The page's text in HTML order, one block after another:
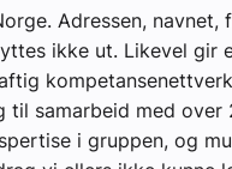
Adressen,
ikke ut. Likevel gir
til samarbeid med
i gruppen, og